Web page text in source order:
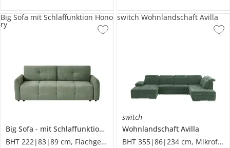
Big Sofa mit Schlaffunktion
Honory
BHT 222|83|89 cm, Flachgewebe
Big Sofa mit Schlaffunktion Hono
ry
switch
Wohnlandschaft Avilla
BHT 355|86|234 cm, Mikrofaser
switch Wohnlandschaft Avilla